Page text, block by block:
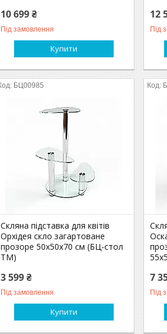
10 699 ₴
Під замовлення
Купити
12
Під
БЦ00985
Скляна підставка для квітів
Орхідея скло загартоване
прозоре 50х50х70 см (БЦ-стол
ТМ)
3 599 ₴
Під замовлення
Купити
7
Під